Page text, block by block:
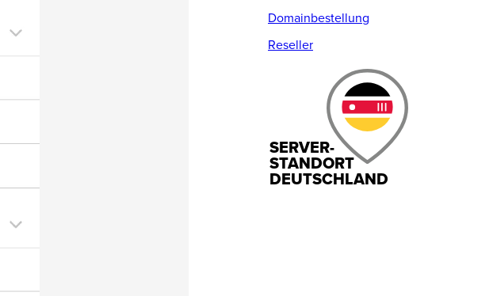
Domainbestellung
Reseller
SERVER-
STANDORT
DEUTSCHLAND